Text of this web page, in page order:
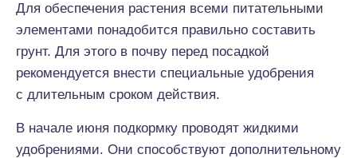
Для обеспечения растения всеми питательными
элементами понадобится правильно составить
грунт. Для этого в почву перед посадкой
рекомендуется внести специальные удобрения
с длительным сроком действия.
В начале июня подкормку проводят жидкими
удобрениями. Они способствуют дополнительному